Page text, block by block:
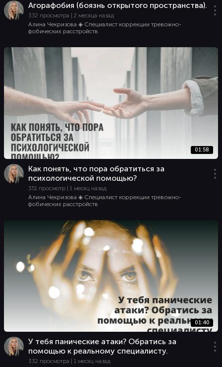
Агорафобия (боязнь открытого пространства).
332 просмотра | 2 месяца назад
Алина Чекризова ◈ Специалист коррекции тревожно-
фобических расстройств
01:58
Как понять, что пора обратиться за
психологической помощью?
351 просмотр | 1 месяц назад
Алина Чекризова ◈ Специалист коррекции тревожно-
фобических расстройств
01:40
У тебя панические атаки? Обратись за
помощью к реальному специалисту.
332 просмотра | 1 месяц назад